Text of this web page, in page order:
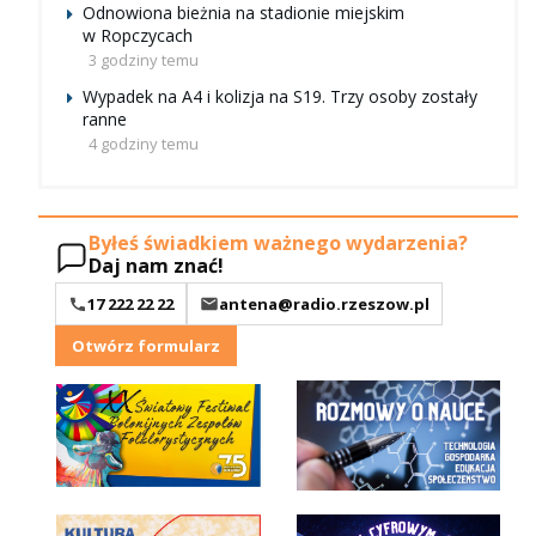
Odnowiona bieżnia na stadionie miejskim
w Ropczycach
3 godziny temu
Wypadek na A4 i kolizja na S19. Trzy osoby zostały
ranne
4 godziny temu
Byłeś świadkiem ważnego wydarzenia?
Daj nam znać!
17 222 22 22
antena@radio.rzeszow.pl
Otwórz formularz